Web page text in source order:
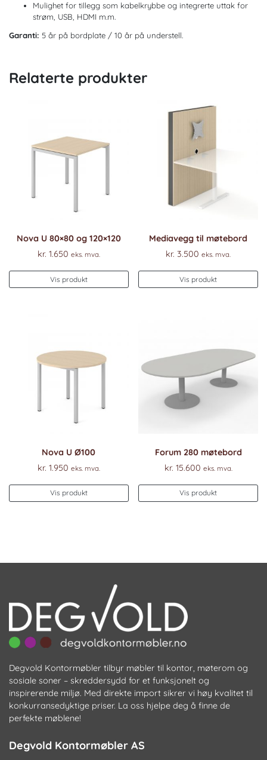
Mulighet for tillegg som kabelkrybbe og integrerte uttak for
strøm, USB, HDMI m.m.
Garanti: 5 år på bordplate / 10 år på understell.
Relaterte produkter
Nova U 80×80 og 120×120
kr. 1.650 eks. mva.
Vis produkt
Mediavegg til møtebord
kr. 3.500 eks. mva.
Vis produkt
Nova U Ø100
kr. 1.950 eks. mva.
Vis produkt
Forum 280 møtebord
kr. 15.600 eks. mva.
Vis produkt
Degvold Kontormøbler tilbyr møbler til kontor, møterom og
sosiale soner – skreddersydd for et funksjonelt og
inspirerende miljø. Med direkte import sikrer vi høy kvalitet til
konkurransedyktige priser. La oss hjelpe deg å finne de
perfekte møblene!
Degvold Kontormøbler AS